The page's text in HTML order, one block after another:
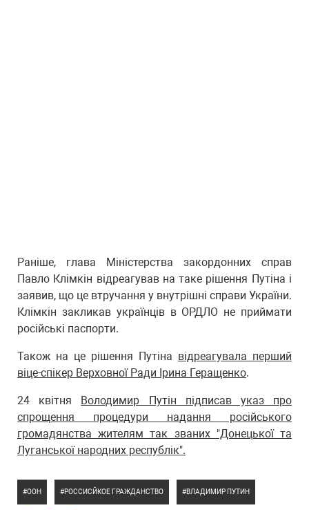
Раніше, глава Міністерства закордонних справ
Павло Клімкін відреагував на таке рішення Путіна і
заявив, що це втручання у внутрішні справи України.
Клімкін закликав українців в ОРДЛО не приймати
російські паспорти.
Також на це рішення Путіна відреагувала перший
віце-спікер Верховної Ради Ірина Геращенко.
24 квітня Володимир Путін підписав указ про
спрощення процедури надання російського
громадянства жителям так званих "Донецької та
Луганської народних республік".
ООН РОССИСЙКОЕ ГРАЖДАНСТВО ВЛАДИМИР ПУТИН